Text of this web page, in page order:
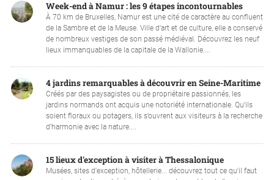
Week-end à Namur : les 9 étapes incontournables
À 70 km de Bruxelles, Namur est une cité de caractère au confluent
de la Sambre et de la Meuse. Ville d’art et de culture, elle a conservé
de nombreux vestiges de son passé médiéval. Découvrez les neuf
lieux immanquables de la capitale de la Wallonie....
4 jardins remarquables à découvrir en Seine-Maritime
Créés par des paysagistes ou de propriétaire passionnés, les
jardins normands ont acquis une notoriété internationale. Qu’ils
soient floraux ou potagers, ils s’ouvrent aux visiteurs à la recherche
d’harmonie avec la nature....
15 lieux d'exception à visiter à Thessalonique
Musées, sites d'exception, hôtellerie... découvrez tout ce qu'il faut